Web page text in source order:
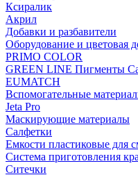
Ксиралик
Акрил
Добавки и разбавители
Оборудование и цветовая
PRIMO COLOR
GREEN LINE Пигменты
EUMATCH
Вспомогательные
Jeta Pro
Маскирующие материалы
Салфетки
Емкости пластиковые для
Система приготовления
Ситечки